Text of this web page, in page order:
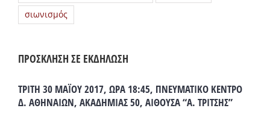
σιωνισμός
ΠΡΟΣΚΛΗΣΗ ΣΕ ΕΚΔΗΛΩΣΗ
ΤΡΙΤΗ 30 ΜΑΪΟΥ 2017, ΩΡΑ 18:45, ΠΝΕΥΜΑΤΙΚΟ ΚΕΝΤΡΟ
Δ. ΑΘΗΝΑΙΩΝ, ΑΚΑΔΗΜΙΑΣ 50, ΑΙΘΟΥΣΑ “Α. ΤΡΙΤΣΗΣ”